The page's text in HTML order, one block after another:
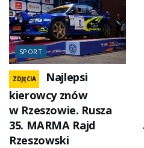
SPORT
ZDJĘCIA
Najlepsi
kierowcy znów
w Rzeszowie. Rusza
35. MARMA Rajd
Rzeszowski